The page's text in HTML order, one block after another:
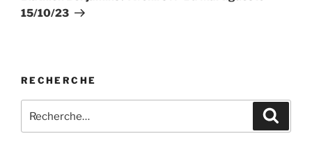
15/10/23
RECHERCHE
pour